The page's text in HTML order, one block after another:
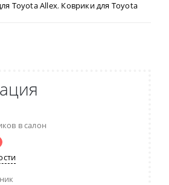
Toyota Allex, Коврики для Toyota
в салон